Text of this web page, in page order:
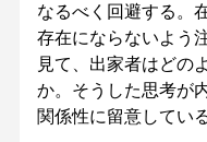
なるべく回避する。
存在にならないよう
見て、出家者はどの
か。そうした思考が
関係性に留意してい